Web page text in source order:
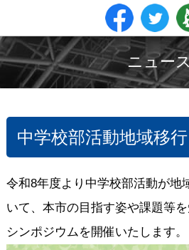
ニュー
中学校部活動地域移
令和8年度より中学校部活動が地
いて、本市の目指す姿や課題等
シンポジウムを開催いたします。